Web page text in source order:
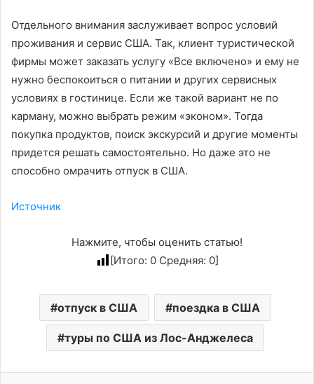
Отдельного внимания заслуживает вопрос условий
проживания и сервис США. Так, клиент туристической
фирмы может заказать услугу «Все включено» и ему не
нужно беспокоиться о питании и других сервисных
условиях в гостинице. Если же такой вариант не по
карману, можно выбрать режим «эконом». Тогда
покупка продуктов, поиск экскурсий и другие моменты
придется решать самостоятельно. Но даже это не
способно омрачить отпуск в США.
Источник
Нажмите, чтобы оценить статью!
[Итого: 0Средняя: 0]
отпуск в США поездка в США
туры по США из Лос-Анджелеса